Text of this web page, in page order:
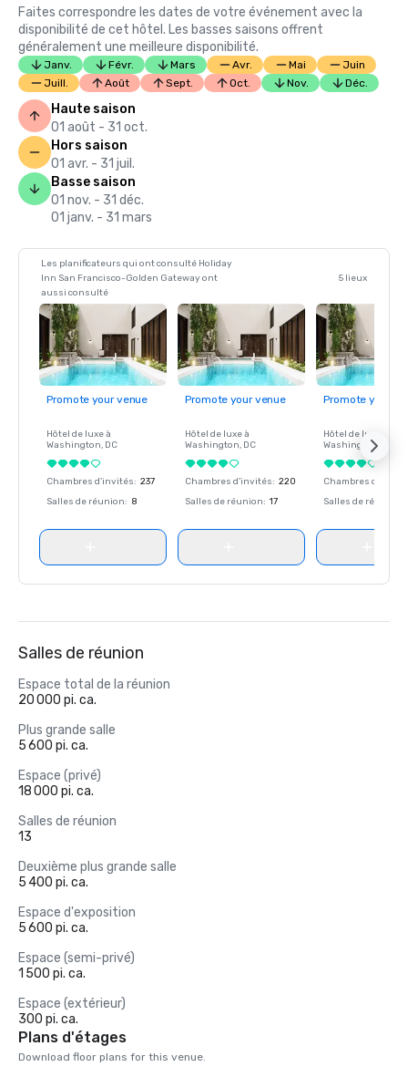
Faites correspondre les dates de votre événement avec la
disponibilité de cet hôtel. Les basses saisons offrent
généralement une meilleure disponibilité.
Janv. Févr. Mars Avr. Mai
Juin
Juill.
Août Sept. Oct. Nov. Déc.
Haute saison
01 août - 31 oct.
Hors saison
01 avr. - 31 juil.
Basse saison
01 nov. - 31 déc.
01 janv. - 31 mars
Les planificateurs qui ont consulté Holiday
Inn San Francisco-Golden Gateway ont
aussi consulté
5 lieux
Promote your venue
Hôtel de luxe à
Washington, DC
Chambres d'invités: 237
Salles de réunion: 8
Promote your venue
Hôtel de luxe à
Washington, DC
Chambres d'invités: 220
Salles de réunion: 17
Promote your
Hôtel de luxe à
Washington
Chambres
Salles de réunion
Salles de réunion
Espace total de la réunion
20 000 pi. ca.
Plus grande salle
5 600 pi. ca.
Espace (privé)
18 000 pi. ca.
Salles de réunion
13
Deuxième plus grande salle
5 400 pi. ca.
Espace d'exposition
5 600 pi. ca.
Espace (semi-privé)
1 500 pi. ca.
Espace (extérieur)
300 pi. ca.
Plans d'étages
Download floor plans for this venue.